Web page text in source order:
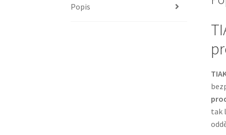
Popis
tak